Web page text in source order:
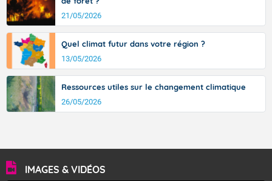
21/05/2026
Quel climat futur dans votre région ?
13/05/2026
Ressources utiles sur le changement climatique
26/05/2026
IMAGES & VIDÉOS